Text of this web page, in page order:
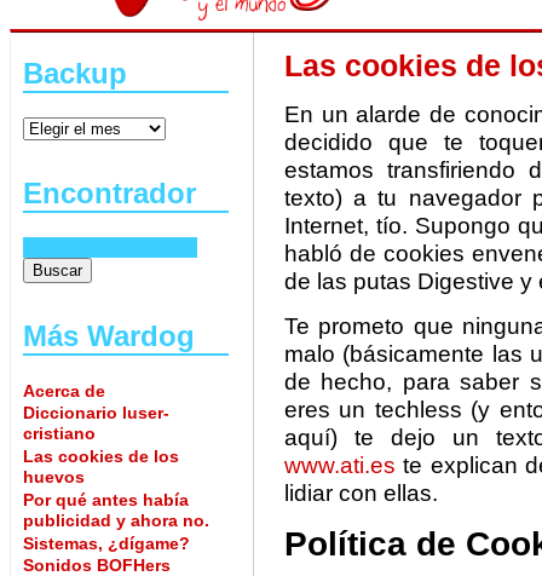
Backup
Encontrador
Más Wardog
Acerca de
Diccionario luser-
cristiano
Las cookies de los
huevos
Por qué antes había
publicidad y ahora no.
Sistemas, ¿dígame?
Sonidos BOFHers
Las cookies de
En un alarde de
decidido que te
estamos transfiriendo
texto) a tu navegador
Internet, tío. Supongo
habló de cookies
de las putas Digestive y
Te prometo que
malo (básicamente las
de hecho, para saber
eres un techless (y
aquí) te dejo un
www.ati.es te explican
lidiar con ellas.
Política de